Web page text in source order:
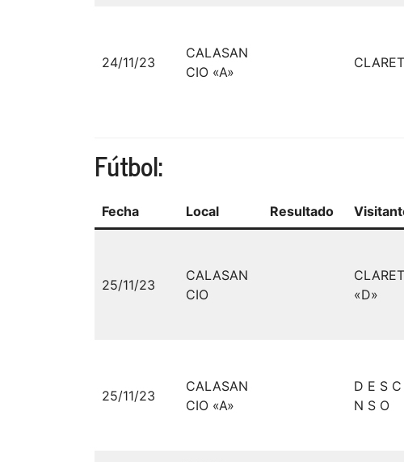
24/11/23
CALASAN
CIO «A»
CLARET
Fútbol:
Fecha Local Resultado
25/11/23
CALASAN
CIO
CLARET
«D»
25/11/23
CALASAN
CIO «A»
D E S
N S O